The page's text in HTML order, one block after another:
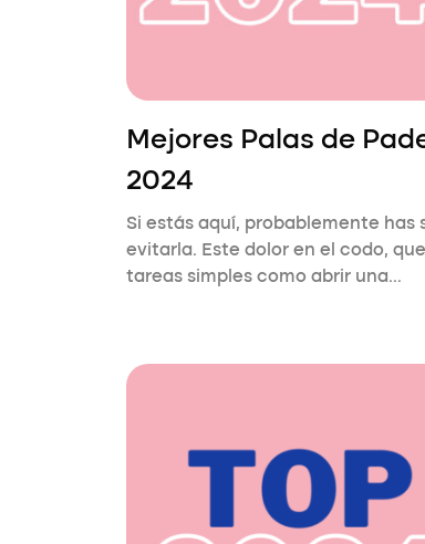
Mejores Palas de
2024
Si estás aquí, probablemente
evitarla. Este dolor en el codo,
tareas simples como abrir una…